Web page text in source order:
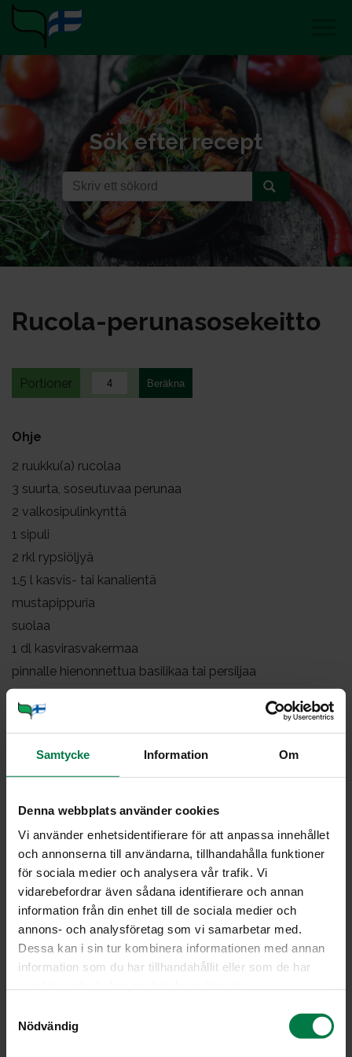
Samtycke Information Om
Denna webbplats använder cookies
Vi använder enhetsidentifierare för att anpassa innehållet
och annonserna till användarna, tillhandahålla funktioner
för sociala medier och analysera vår trafik. Vi
vidarebefordrar även sådana identifierare och annan
information från din enhet till de sociala medier och
annons- och analysföretag som vi samarbetar med.
Dessa kan i sin tur kombinera informationen med annan
information som du har tillhandahållit eller som de har
Nödvändig
Sök efter recept
Ru­co­la-pe­ru­na­so­se­keit­to
Portioner
Ohje
2 ruukku(a) rucolaa
3 suurta, soseutuvaa perunaa
2 valkosipulinkynttä
1 sipuli
2 rkl rypsiöljyä
1.5 l kasvis- tai kanalientä
mustapippuria
suolaa
1 dl kasvirasvakermaa
pinnalle hienonnettua basilikaa tai persiljaa
Lisäksi
keitettyjä munia puolitettuina
Leikkaa rucolat veitsellä leikkuulaudan päällä karkeaksi
Kuori ja paloittele perunat. Kuori ja paloittele sipulit.
Kuumenna öljy paksupohjaisessa kattilassa ja kuullota
sipulit. Lisää perunat ja kasvis- tai kanaliemi. Keitä,
kunnes perunat ovat kypsiä.
Lisää keittopohjaan rucola, kuumenna ja soseuta keitto
sileäksi sauvasekoittimen avulla.
Mausta pippurilla ja tarvittaessa suolalla. Tarkista
maku.
Annostele keitto ja täydennä keitetyillä kananmunan